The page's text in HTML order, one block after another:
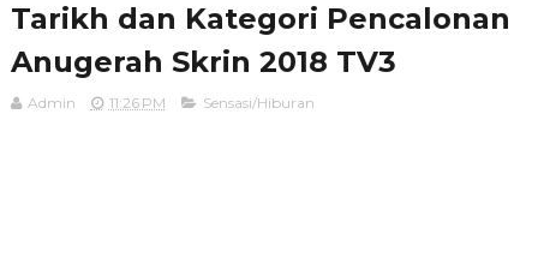
Tarikh dan Kategori Pencalonan
Anugerah Skrin 2018 TV3
Admin 11:26 PM Sensasi/Hiburan